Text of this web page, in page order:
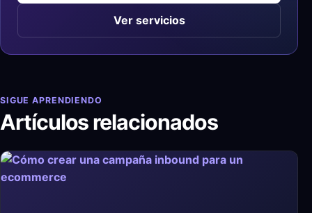
Ver servicios
SIGUE APRENDIENDO
Artículos relacionados